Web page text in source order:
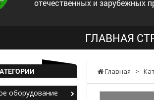
отечественных и зарубежных
ГЛАВНАЯ
Главная >
оборудование